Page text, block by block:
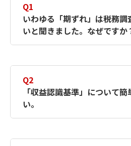
Q1
いわゆる「期ずれ」は税務調
いと聞きました。なぜですか
らです。
のにもかかわらず、請
Q2
「収益認識基準」について
い。